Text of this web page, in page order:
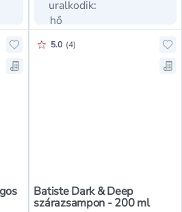
Hozzáadás a kedvencekhez,
Mentés a bevásárló listára, Isana
Batiste Dark & Deep
szárazsampon - 200 ml
Értékelés pontszáma:
5.0 (4)